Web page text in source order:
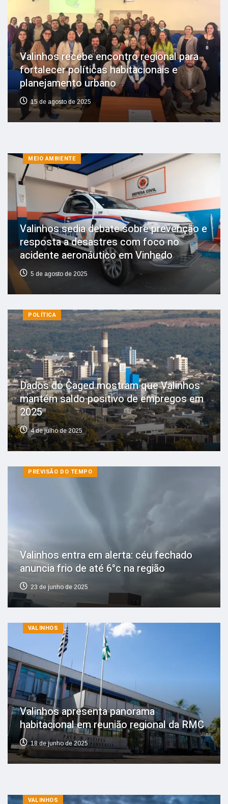
Valinhos recebe encontro regional para
fortalecer políticas habitacionais e
planejamento urbano
15 de agosto de 2025
MEIO AMBIENTE
Valinhos sedia debate sobre prevenção e
resposta a desastres com foco no
acidente aeronáutico em Vinhedo
5 de agosto de 2025
POLÍTICA
Dados do Caged mostram que Valinhos
mantém saldo positivo de empregos em
2025
4 de julho de 2025
PREVISÃO DO TEMPO
Valinhos entra em alerta: céu fechado
anuncia frio de até 6°c na região
23 de junho de 2025
VALINHOS
Valinhos apresenta panorama
habitacional em reunião regional da RMC
18 de junho de 2025
VALINHOS